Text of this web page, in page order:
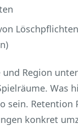
Löschpflichten
und Region
Was
sein. Retention
konkret